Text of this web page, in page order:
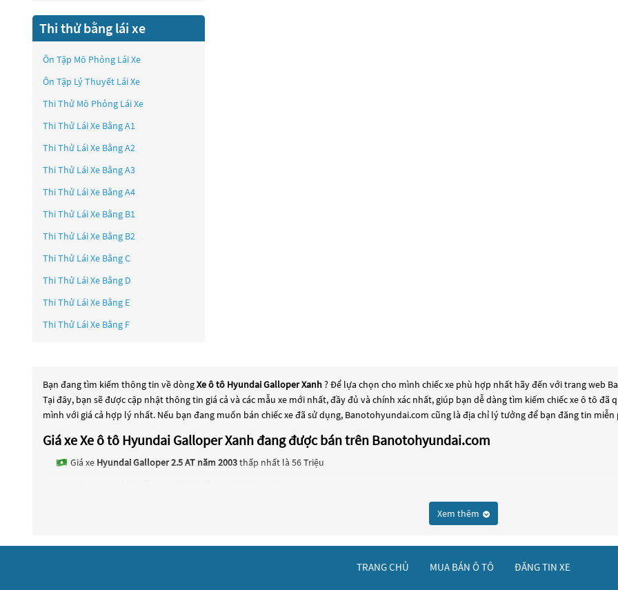
Thi thử bằng lái xe
Ôn Tập Mô Phỏng Lái Xe
Ôn Tập Lý Thuyết Lái Xe
Thi Thử Mô Phỏng Lái Xe
Thi Thử Lái Xe Bằng A1
Thi Thử Lái Xe Bằng A2
Thi Thử Lái Xe Bằng A3
Thi Thử Lái Xe Bằng A4
Thi Thử Lái Xe Bằng B1
Thi Thử Lái Xe Bằng B2
Thi Thử Lái Xe Bằng C
Thi Thử Lái Xe Bằng D
Thi Thử Lái Xe Bằng E
Thi Thử Lái Xe Bằng F
Bạn đang tìm kiếm thông tin về dòngXe ô tô Hyundai Galloper Xanh? Để lựa chọn cho mình chiếc xe phù hợp nhất hãy đến với trang web
Tại đây, bạn sẽ được cập nhật thông tin giá cả và các mẫu xe mới nhất, đầy đủ và chính xác nhất, giúp bạn dễ dàng tìm kiếm chiếc xe ô tô
mình với giá cả hợp lý nhất. Nếu bạn đang muốn bán chiếc xe đã sử dụng, Banotohyundai.com cũng là địa chỉ lý tưởng để bạn đăng tin
Giá xe Xe ô tô Hyundai Galloper Xanh đang được bán trên Banotohyundai.com
Giá xe Hyundai Galloper 2.5 AT năm 2003thấp nhất là 56 Triệu
đang trở thành một lựa chọn phổ biến cho những người đang tìm kiếm chiếc xe đáng tin cậy. Và
này có thể là những dòng xe đời cũ đã được nâng cấp, hoặc
Xem thêm
TRANG CHỦ MUA BÁN Ô TÔ ĐĂNG TIN XE